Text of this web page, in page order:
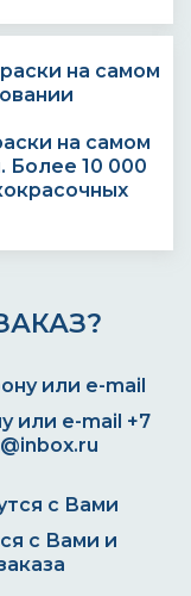
на самом
Более 10 000
или e-mail +7
с Вами и